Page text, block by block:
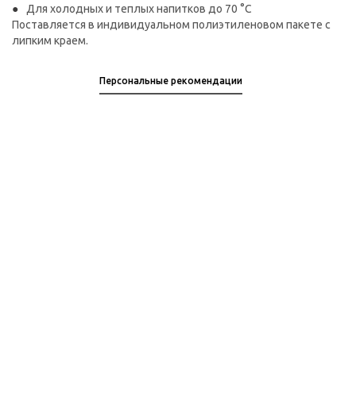
Для холодных и теплых напитков до 70 °C
Поставляется в индивидуальном полиэтиленовом пакете с
липким краем.
Персональные рекомендации